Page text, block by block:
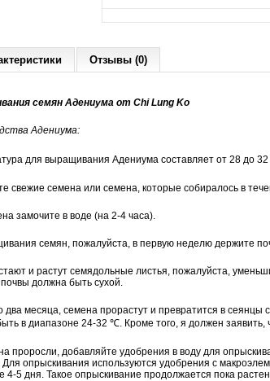
Отзывы (0)
семян Адениума от Chi Lung Ko
Адениума:
для выращивания Адениума составляет от 28 до
свежие семена или семена, которые собиралось в
замочите в воде (на 2-4 часа).
семян, пожалуйста, в первую неделю держите
и растут семядольные листья, пожалуйста,
должна быть сухой.
два месяца, семена прорастут и превратится в
в диапазоне 24-32 ℃. Кроме того, я должен заявить,
проросли, добавляйте удобрения в воду для
опрыскивания используются удобрения с
4-5 дня. Такое опрыскивание продолжается пока